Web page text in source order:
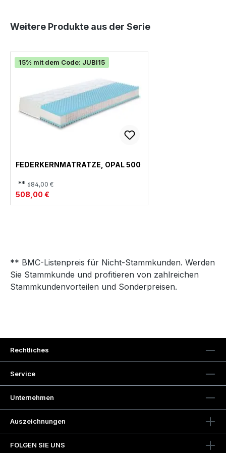
Produktgalerie überspringen
Weitere Produkte aus der Serie
15% mit dem Code: JUBI15
FEDERKERNMATRATZE, OPAL 500
** 684,00 €
508,00 €
** BMC-Listenpreis für Nicht-Stammkunden. Werden
Sie Stammkunde und profitieren von zahlreichen
Stammkundenvorteilen und Sonderpreisen.
Rechtliches
Service
Unternehmen
Auszeichnungen
FOLGEN SIE UNS